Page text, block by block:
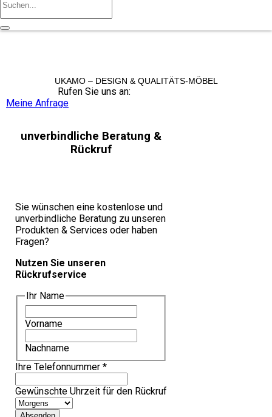
UKAMO – DESIGN & QUALITÄTS-MÖBEL
Rufen Sie uns an:
Meine Anfrage
unverbindliche Beratung &
Rückruf
Sie wünschen eine kostenlose und
unverbindliche Beratung zu unseren
Produkten & Services oder haben
Fragen?
Nutzen Sie unseren
Rückrufservice
Ihr Name
Vorname
Nachname
Ihre Telefonnummer *
Gewünschte Uhrzeit für den Rückruf